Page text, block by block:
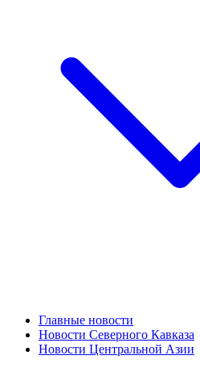
Главные новости
Новости Северного Кавказа
Новости Центральной Азии